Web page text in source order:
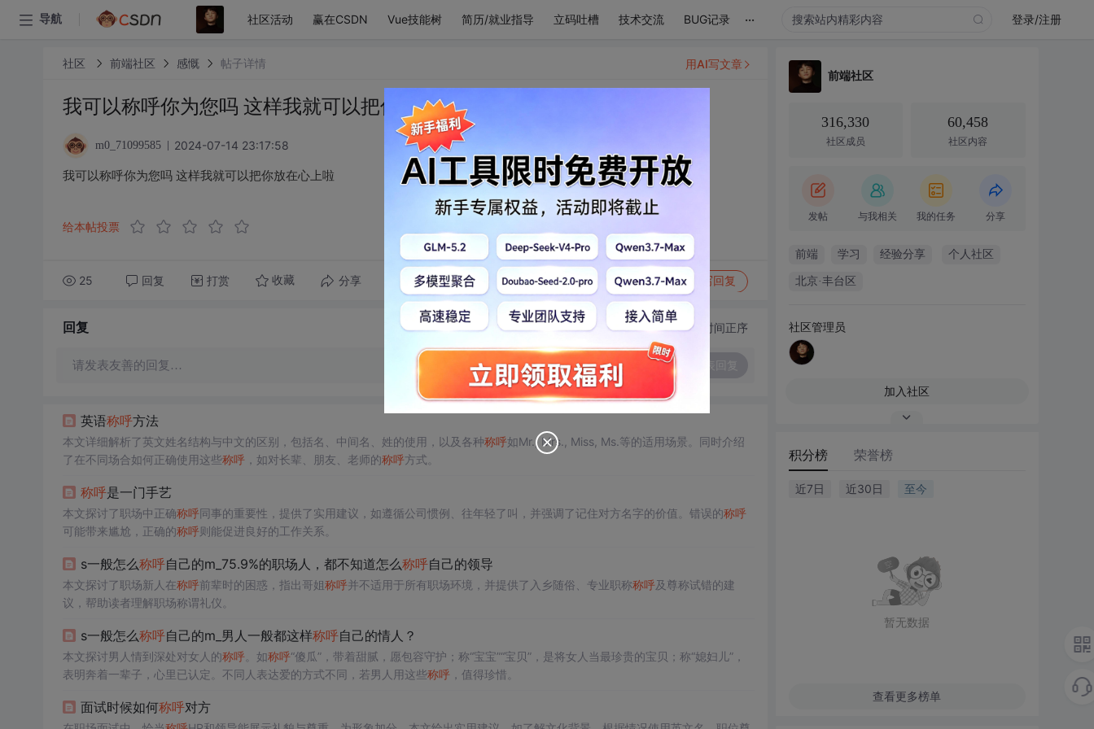
导航 社区活动 赢在CSDN Vue技能树 简历/就业指导 立码吐槽 技术交流 BUG记录 ... 登录/注册
社区 前端社区 感慨 帖子详情
我可以称呼你为您吗 这样我就可以把你放在心上啦
m0_71099585 2024-07-14 23:17:58
我可以称呼你为您吗 这样我就可以把你放在心上啦
给本帖投票
25 回复 打赏 收藏 分享 转发到动态 举报 写回复
用AI写文章
回复 切换为时间正序
请发表友善的回复…
英语称呼方法
本文详细解析了英文姓名结构与中文的区别，包括名、中间名、姓的使用，以及各种称呼如Mr., Mrs., Miss, Ms.等的适用场景。同时介绍
了在不同场合如何正确使用这些称呼，如对长辈、朋友、老师的称呼方式。
称呼是一门手艺
本文探讨了职场中正确称呼同事的重要性，提供了实用建议，如遵循公司惯例、往年轻了叫，并强调了记住对方名字的价值。错误的称呼
可能带来尴尬，正确的称呼则能促进良好的工作关系。
s一般怎么称呼自己的m_75.9%的职场人，都不知道怎么称呼自己的领导
本文探讨了职场新人在称呼前辈时的困惑，指出哥姐称呼并不适用于所有职场环境，并提供了入乡随俗、专业职称称呼及尊称试错的建
议，帮助读者理解职场称谓礼仪。
s一般怎么称呼自己的m_男人一般都这样称呼自己的情人？
本文探讨男人情到深处对女人的称呼。如称呼“傻瓜”，带着甜腻，愿包容守护；称“宝宝”“宝贝”，是将女人当最珍贵的宝贝；称“媳妇儿”，
表明奔着一辈子，心里已认定。不同人表达爱的方式不同，若男人用这些称呼，值得珍惜。
面试时候如何称呼对方
前端社区
316,330
社区成员
60,458
社区内容
发帖 与我相关 我的任务 分享
前端 学习 经验分享 个人社区
北京·丰台区
社区管理员
加入社区
积分榜 荣誉榜
近7日 近30日 至今
暂无数据
查看更多榜单